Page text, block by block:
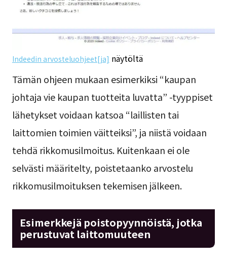
Indeedin arvosteluohjeet[ja] näytöltä
Tämän ohjeen mukaan esimerkiksi “kaupan
johtaja vie kaupan tuotteita luvatta” -tyyppiset
lähetykset voidaan katsoa “laillisten tai
laittomien toimien väitteiksi”, ja niistä voidaan
tehdä rikkomusilmoitus. Kuitenkaan ei ole
selvästi määritelty, poistetaanko arvostelu
rikkomusilmoituksen tekemisen jälkeen.
Esimerkkejä poistopyynnöistä, jotka
perustuvat laittomuuteen